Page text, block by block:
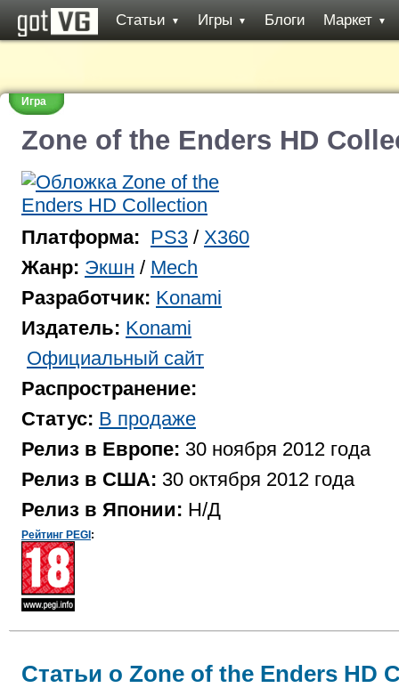
Статьи ▼ Игры ▼ Блоги Маркет ▼
Игра
Zone of the Enders HD
Платформа: PS3 / X360
Жанр: Экшн / Mech
Разработчик: Konami
Издатель: Konami
Официальный сайт
Распространение:
Статус: В продаже
Релиз в Европе: 30 ноября 2012 года
Релиз в США: 30 октября 2012 года
Релиз в Японии: Н/Д
Рейтинг PEGI :
Статьи о Zone of the Enders HD